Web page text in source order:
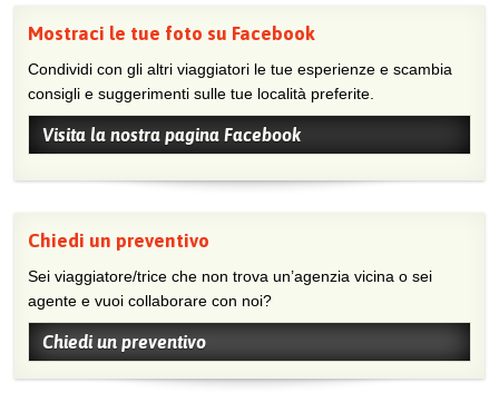
Mostraci le tue foto su Facebook
Condividi con gli altri viaggiatori le tue esperienze e scambia
consigli e suggerimenti sulle tue località preferite.
Visita la nostra pagina Facebook
Chiedi un preventivo
Sei viaggiatore/trice che non trova un’agenzia vicina o sei
agente e vuoi collaborare con noi?
Chiedi un preventivo